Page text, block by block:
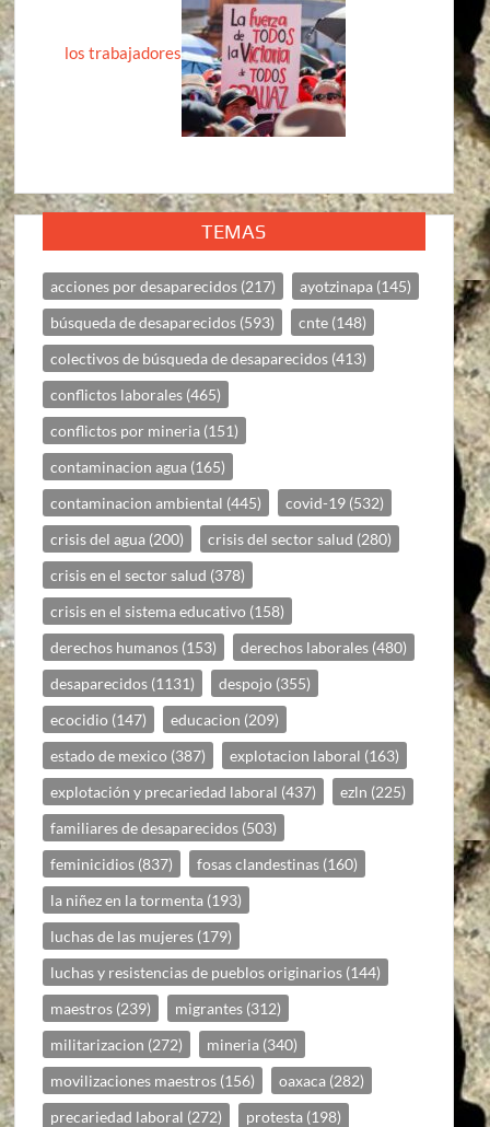
los trabajadores
TEMAS
acciones por desaparecidos (217) ayotzinapa (145)
búsqueda de desaparecidos (593) cnte (148)
colectivos de búsqueda de desaparecidos (413)
conflictos laborales (465)
conflictos por mineria (151)
contaminacion agua (165)
contaminacion ambiental (445) covid-19 (532)
crisis del agua (200) crisis del sector salud (280)
crisis en el sector salud (378)
crisis en el sistema educativo (158)
derechos humanos (153) derechos laborales (480)
desaparecidos (1131) despojo (355)
ecocidio (147) educacion (209)
estado de mexico (387) explotacion laboral (163)
explotación y precariedad laboral (437) ezln (225)
familiares de desaparecidos (503)
feminicidios (837) fosas clandestinas (160)
la niñez en la tormenta (193)
luchas de las mujeres (179)
luchas y resistencias de pueblos originarios (144)
maestros (239) migrantes (312)
militarizacion (272) mineria (340)
movilizaciones maestros (156) oaxaca (282)
precariedad laboral (272) protesta (198)